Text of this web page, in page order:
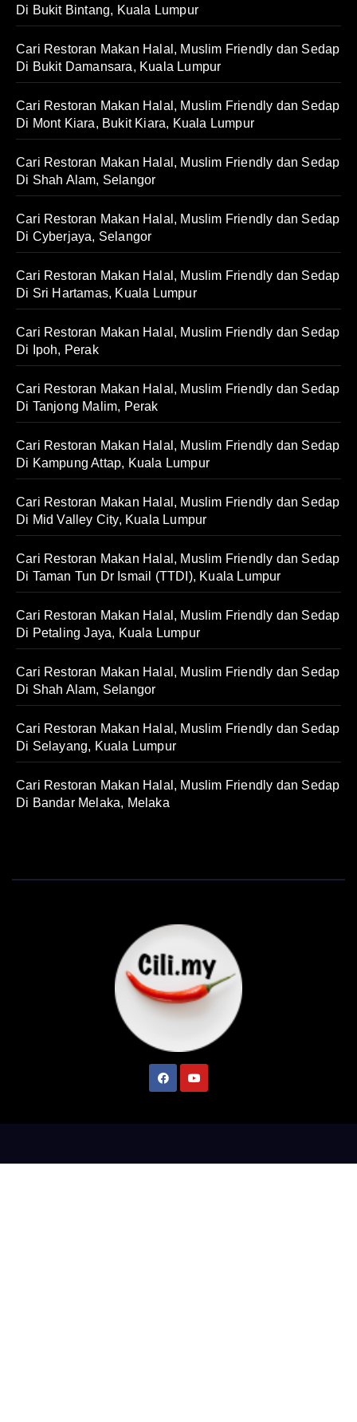
Di Bukit Bintang, Kuala Lumpur
Cari Restoran Makan Halal, Muslim Friendly dan Sedap
Di Bukit Damansara, Kuala Lumpur
Cari Restoran Makan Halal, Muslim Friendly dan Sedap
Di Mont Kiara, Bukit Kiara, Kuala Lumpur
Cari Restoran Makan Halal, Muslim Friendly dan Sedap
Di Shah Alam, Selangor
Cari Restoran Makan Halal, Muslim Friendly dan Sedap
Di Cyberjaya, Selangor
Cari Restoran Makan Halal, Muslim Friendly dan Sedap
Di Sri Hartamas, Kuala Lumpur
Cari Restoran Makan Halal, Muslim Friendly dan Sedap
Di Ipoh, Perak
Cari Restoran Makan Halal, Muslim Friendly dan Sedap
Di Tanjong Malim, Perak
Cari Restoran Makan Halal, Muslim Friendly dan Sedap
Di Kampung Attap, Kuala Lumpur
Cari Restoran Makan Halal, Muslim Friendly dan Sedap
Di Mid Valley City, Kuala Lumpur
Cari Restoran Makan Halal, Muslim Friendly dan Sedap
Di Taman Tun Dr Ismail (TTDI), Kuala Lumpur
Cari Restoran Makan Halal, Muslim Friendly dan Sedap
Di Petaling Jaya, Kuala Lumpur
Cari Restoran Makan Halal, Muslim Friendly dan Sedap
Di Shah Alam, Selangor
Cari Restoran Makan Halal, Muslim Friendly dan Sedap
Di Selayang, Kuala Lumpur
Cari Restoran Makan Halal, Muslim Friendly dan Sedap
Di Bandar Melaka, Melaka